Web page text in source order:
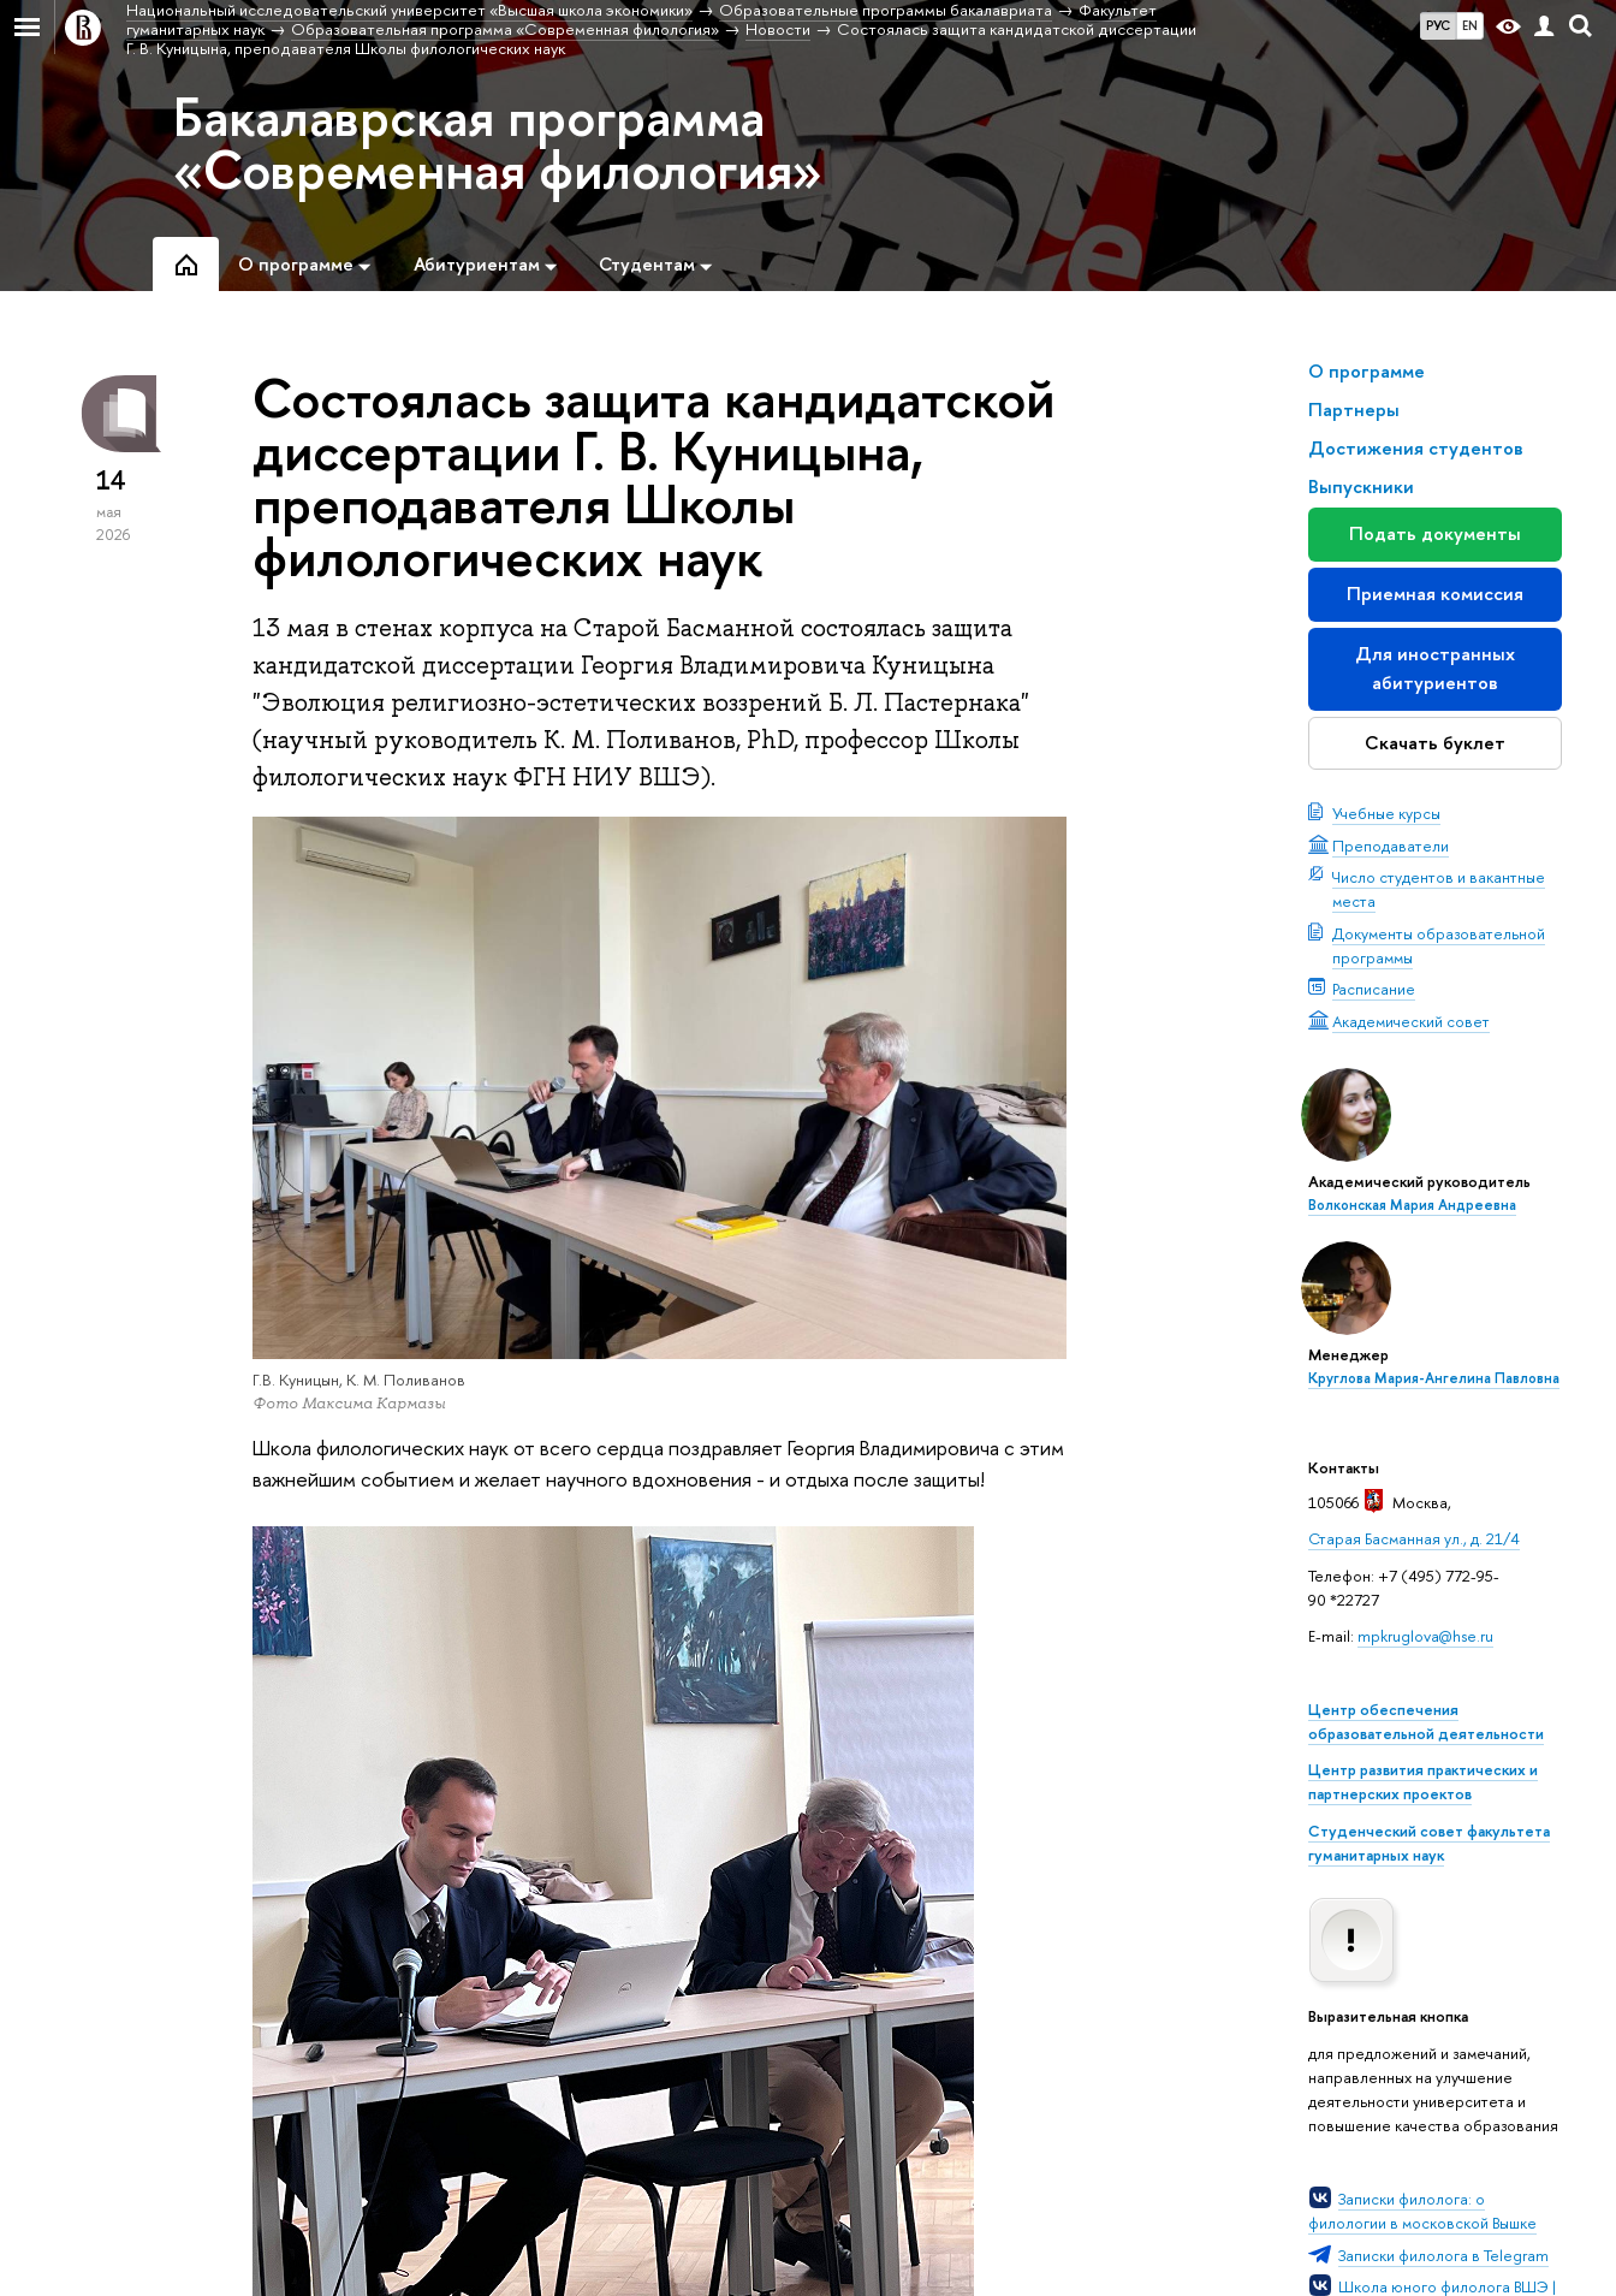
РУС EN
Национальный исследовательский университет «Высшая школа экономики» Образовательные программы бакалавриата
Факультет
гуманитарных наук
Образовательная программа «Современная филология» Новости
Состоялась защита кандидатской диссертации
Г. В. Куницына, преподавателя Школы филологических наук
Бакалаврская программа
«Современная филология»
О программе Абитуриентам Студентам
О программе
Партнеры
Достижения студентов
Выпускники
Подать документы
Приемная комиссия
Для иностранных
абитуриентов
Скачать буклет
Учебные курсы
Преподаватели
Число студентов и вакантные
места
Документы образовательной
программы
Расписание
Академический совет
Академический руководитель
Волконская Мария Андреевна
Менеджер
Круглова Мария-Ангелина Павловна
Контакты
105066
Москва,
Старая Басманная ул., д. 21/4
Телефон: +7 (495) 772-95-
90 *22727
E-mail: mpkruglova@hse.ru
Центр обеспечения
образовательной деятельности
Центр развития практических и
партнерских проектов
Студенческий совет факультета
гуманитарных наук
Выразительная кнопка
для предложений и замечаний,
направленных на улучшение
деятельности университета и
повышение качества образования
Записки филолога: о
филологии в московской Вышке
Записки филолога в Telegram
Школа юного филолога ВШЭ |
14
мая
2026
Состоялась защита кандидатской
диссертации Г. В. Куницына,
преподавателя Школы
филологических наук
13 мая в стенах корпуса на Старой Басманной состоялась защита
кандидатской диссертации Георгия Владимировича Куницына
"Эволюция религиозно-эстетических воззрений Б. Л. Пастернака"
(научный руководитель К. М. Поливанов, PhD, профессор Школы
филологических наук ФГН НИУ ВШЭ).
Г.В. Куницын, К. М. Поливанов
Фото Максима Кармазы
Школа филологических наук от всего сердца поздравляет Георгия Владимировича с этим
важнейшим событием и желает научного вдохновения - и отдыха после защиты!